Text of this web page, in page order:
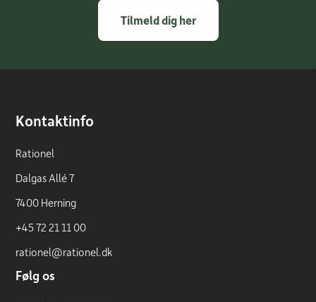
Tilmeld dig her
Kontaktinfo
Rationel
Dalgas Allé 7
7400 Herning
+45 72 21 11 00
rationel@rationel.dk
Følg os